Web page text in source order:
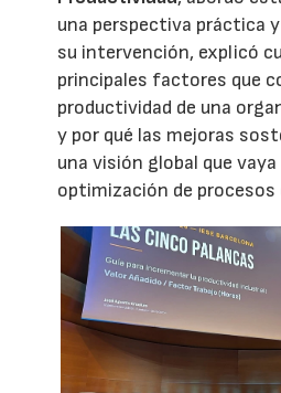
una perspectiva práctica
su intervención, explicó
principales factores que
productividad de una
y por qué las mejoras
una visión global que vaya
optimización de